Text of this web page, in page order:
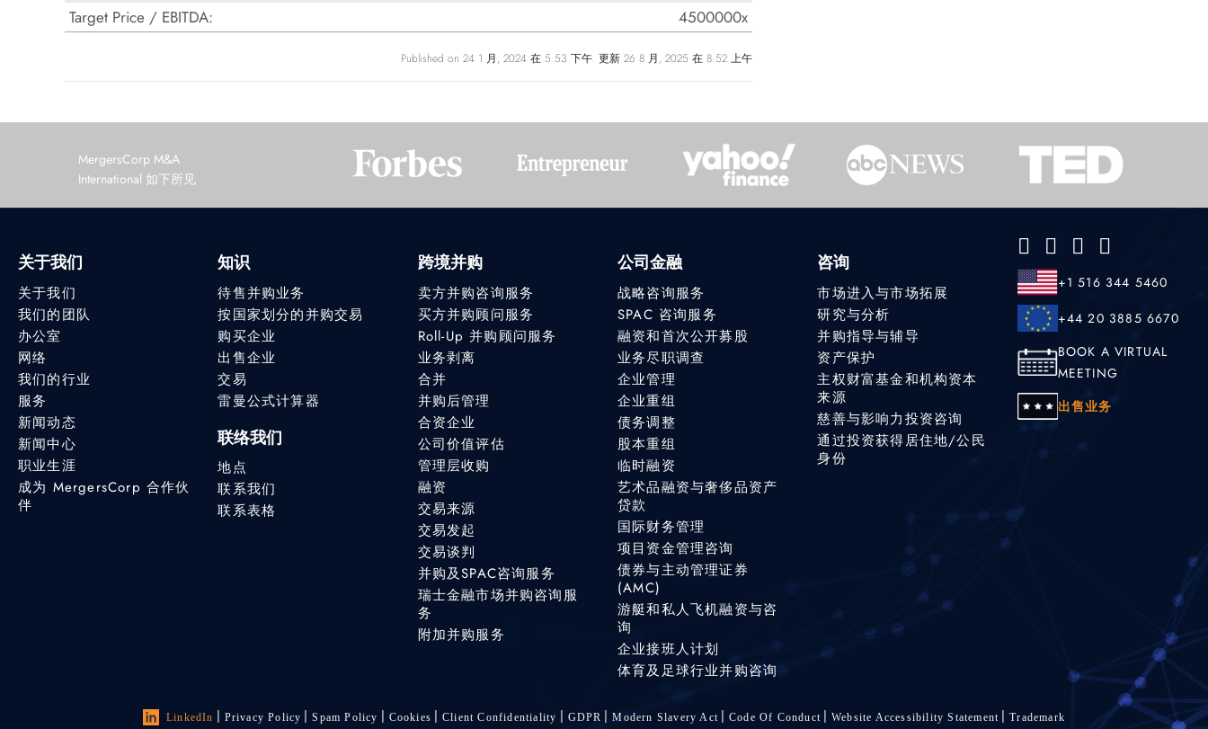
Target Price / EBITDA:
4500000x
Published on 24 1 月, 2024 在 5:53 下午. 更新 26 8 月, 2025 在 8:52 上午
MergersCorp M&A
International 如下所见
关于我们
关于我们
我们的团队
办公室
网络
我们的行业
服务
新闻动态
新闻中心
职业生涯
成为 MergersCorp 合作伙
伴
知识
待售并购业务
按国家划分的并购交易
购买企业
出售企业
交易
雷曼公式计算器
联络我们
地点
联系我们
联系表格
跨境并购
卖方并购咨询服务
买方并购顾问服务
Roll-Up 并购顾问服务
业务剥离
合并
并购后管理
合资企业
公司价值评估
管理层收购
融资
交易来源
交易发起
交易谈判
并购及SPAC咨询服务
瑞士金融市场并购咨询服
务
附加并购服务
公司金融
战略咨询服务
SPAC 咨询服务
融资和首次公开募股
业务尽职调查
企业管理
企业重组
债务调整
股本重组
临时融资
艺术品融资与奢侈品资产
贷款
国际财务管理
项目资金管理咨询
债券与主动管理证券
(AMC)
游艇和私人飞机融资与咨
询
企业接班人计划
体育及足球行业并购咨询
咨询
市场进入与市场拓展
研究与分析
并购指导与辅导
资产保护
主权财富基金和机构资本
来源
慈善与影响力投资咨询
通过投资获得居住地/公民
身份
+1 516 344 5460
+44 20 3885 6670
BOOK A VIRTUAL
MEETING
出售业务
LinkedIn Privacy Policy Spam Policy Cookies Client Confidentiality GDPR Modern Slavery Act Code Of Conduct Website Accessibility Statement Trademark